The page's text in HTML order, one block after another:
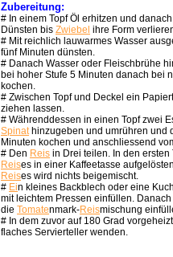
Zubereitung:
# In einem Topf Öl erhitzen und
Dünsten bis Zwiebel ihre Form
# Mit reichlich lauwarmes Wasser
fünf Minuten dünsten.
# Danach Wasser oder Fleischbrühe
bei hoher Stufe 5 Minuten danach bei
kochen.
# Zwischen Topf und Deckel ein
ziehen lassen.
# Währenddessen in einen Topf zwei
Spinathinzugeben und umrühren und
Minuten kochen und anschliessend
# Den Reis in Drei teilen. In den ersten
Reises in einer Kaffeetasse aufgelösten
Reises wird nichts beigemischt.
# Ein kleines Backblech oder eine
mit leichtem Pressen einfüllen. Danach
die Tomatenmark-Reismischung
# In dem zuvor auf 180 Grad
flaches Servierteller wenden.